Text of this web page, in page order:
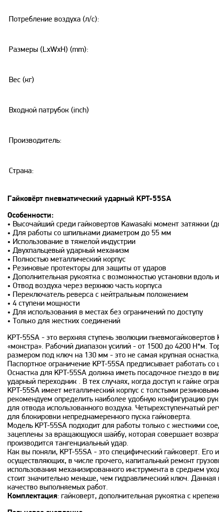
Потребление воздуха (л/с):
Размеры (LxWxH) (mm):
Вес (кг)
Входной патрубок (inch)
Производитель:
Страна:
Гайковёрт пневматический ударный KPT-55SA
Особенности:
• Высочайший среди гайковертов Kawasaki момент затяжки
• Для работы со шпильками диаметром до 55 мм
• Использование в тяжелой индустрии
• Двухпальцевый ударный механизм
• Полностью металлический корпус
• Резиновые протекторы для защиты от ударов
• Дополнительная рукоятка с возможностью установки вдоль
• Отвод воздуха через верхнюю часть корпуса
• Переключатель реверса с нейтральным положением
• 4 ступени мощности
• Для использования в местах без ограничений по доступу
• Только для жестких соединений
KPT-55SA - это верхняя ступень эволюции
«монстра». Рабочий диапазон усилий - от 1500 до 4200 Н*м.
размером под ключ на 130 мм - это не самая крупная
Паспортное ограничение KPT-55SA предписывает работать
Оснастка для KPT-55SA должна иметь посадочное гнездо в
ударный переходник . В тех случаях, когда доступ к гайке
KPT-55SA имеет металлический корпус с толстыми
рекомендуем определить наиболее удобную конфигурацию
для отвода использованного воздуха. Четырехступенчатый
для блокировки непреднамеренного пуска гайковерта.
Модель KPT-55SA подходит для работы только с жесткими
зацеплены за вращающуюся шайбу, которая совершает
производится тангенциальный удар.
Как вы поняли, KPT-55SA - это специфический гайковерт. Его
осуществляющих, в числе прочего, капитальный ремонт
использования механизированного инструмента в среднем
стоит значительно меньше, чем гидравлический ключ.
качество выполняемых работ.
Комплектация: гайковерт, дополнительная рукоятка с